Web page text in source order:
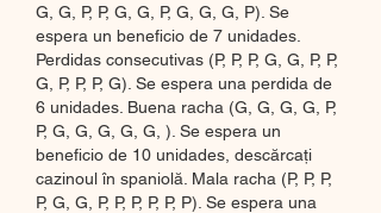
G, G, P, P, G, G, P, G, G, G, P). Se
espera un beneficio de 7 unidades.
Perdidas consecutivas (P, P, P, G, G, P, P,
G, P, P, P, G). Se espera una perdida de
6 unidades. Buena racha (G, G, G, G, P,
P, G, G, G, G, G, ). Se espera un
beneficio de 10 unidades, descărcați
cazinoul în spaniolă. Mala racha (P, P, P,
P, G, G, P, P, P, P, P, P). Se espera una